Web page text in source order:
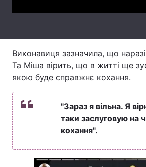
Виконавиця зазначила, що наразі
Та Міша вірить, що в житті ще
якою буде справжнє кохання.
"Зараз я вільна. Я
таки заслуговую на
кохання".